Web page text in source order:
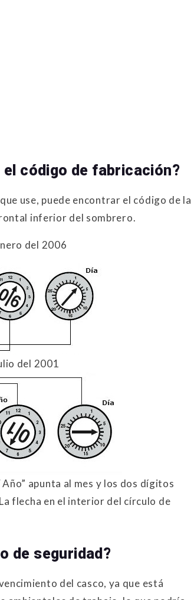
código de fabricación?
use, puede encontrar el código de la
inferior del sombrero.
del 2006
del 2001
apunta al mes y los dos dígitos
flecha en el interior del círculo de
de seguridad?
del casco, ya que está